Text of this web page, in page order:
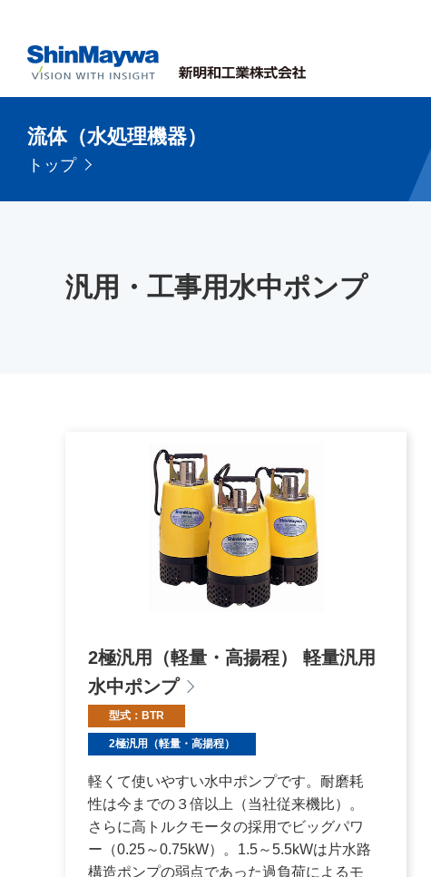
流体（水処理機器）
トップ
汎用・工事用水中ポンプ
2極汎用（軽量・高揚程） 軽量汎用
水中ポンプ
型式：BTR
2極汎用（軽量・高揚程）
軽くて使いやすい水中ポンプです。耐磨耗
性は今までの３倍以上（当社従来機比）。
さらに高トルクモータの採用でビッグパワ
ー（0.25～0.75kW）。1.5～5.5kWは片水路
構造ポンプの弱点であった過負荷によるモ